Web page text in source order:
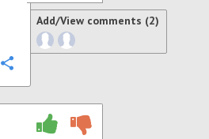
Add/View comments (2)